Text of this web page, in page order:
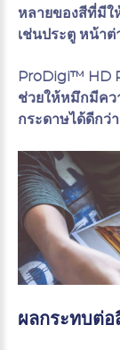
หลายของสีที่มีใ
เช่นประตู หน้า
ProDigi™ HD
ช่วยให้หมึกมีค
กระดาษได้ดีกว่
ผลกระทบต่อ